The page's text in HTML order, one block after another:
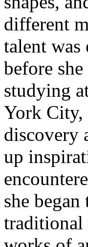
different
talent
before
studying
York City,
discovery
up
she
traditional